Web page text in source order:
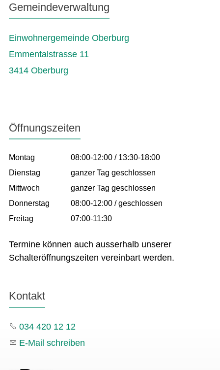
Gemeindeverwaltung
Einwohnergemeinde Oberburg
Emmentalstrasse 11
3414 Oberburg
Öffnungszeiten
Montag
08:00-12:00 / 13:30-18:00
Dienstag
ganzer Tag geschlossen
Mittwoch
ganzer Tag geschlossen
Donnerstag
08:00-12:00 / geschlossen
Freitag
07:00-11:30
Termine können auch ausserhalb unserer
Schalteröffnungszeiten vereinbart werden.
Kontakt
034 420 12 12
E-Mail schreiben